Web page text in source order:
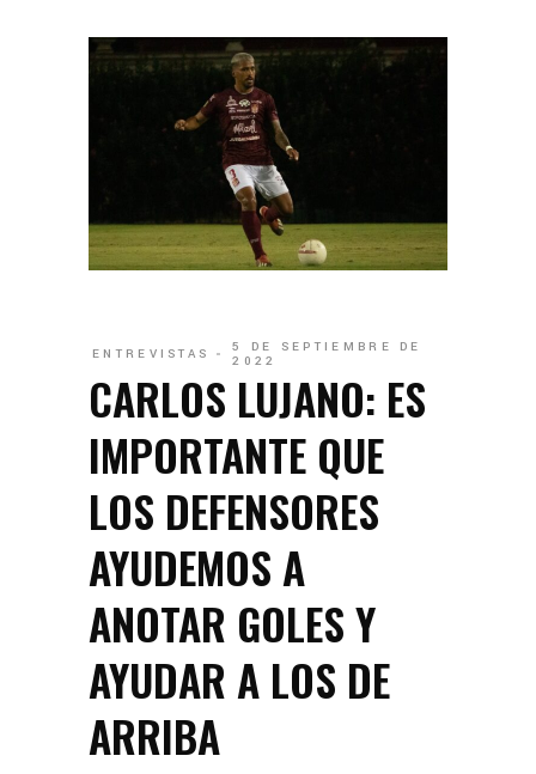
ENTREVISTAS
5 DE SEPTIEMBRE DE
2022
CARLOS LUJANO: ES
IMPORTANTE QUE
LOS DEFENSORES
AYUDEMOS A
ANOTAR GOLES Y
AYUDAR A LOS DE
ARRIBA